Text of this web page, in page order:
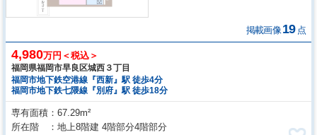
掲載画像 19 点
4,980万円＜税込＞
福岡県福岡市早良区城西３丁目
福岡市地下鉄空港線『西新』駅 徒歩4分
福岡市地下鉄七隈線『別府』駅 徒歩18分
専有面積
67.29m²
所在階
地上8階建 4階部分4階部分